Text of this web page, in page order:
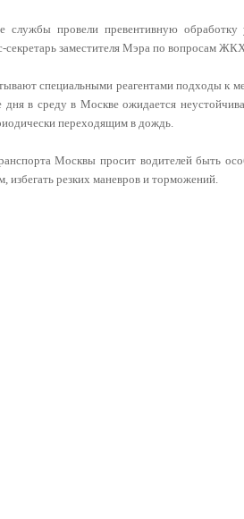
службы провели превентивную обработку
секретарь заместителя Мэра по вопросам
специальными реагентами подходы к
в среду в Москве ожидается
переходящим в дождь.
Москвы просит водителей быть
избегать резких маневров и торможений.